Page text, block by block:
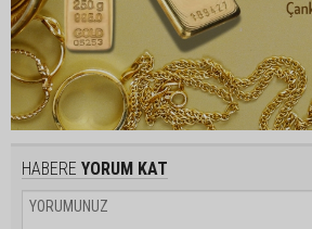
HABERE YORUM KAT